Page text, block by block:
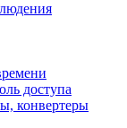
доступа
конвертеры